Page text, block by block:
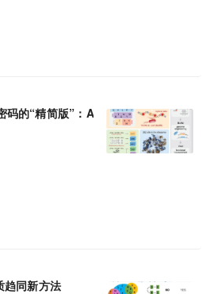
的“精简版”：AI设计出仅用19种氨基酸
趋同新方法